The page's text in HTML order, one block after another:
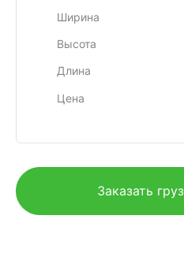
Ширина
Высота
Длина
Цена
Заказать